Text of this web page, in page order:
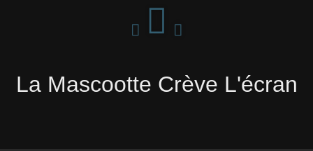
SPONSORS
La Mascootte Crève L'écran